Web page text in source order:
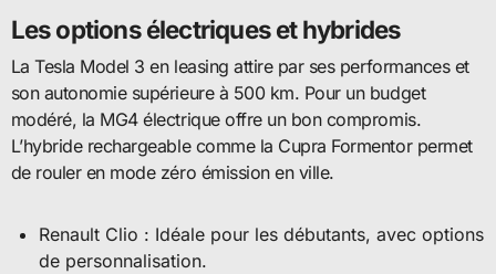
Les options électriques et hybrides
La Tesla Model 3 en leasing attire par ses performances et
son autonomie supérieure à 500 km. Pour un budget
modéré, la MG4 électrique offre un bon compromis.
L’hybride rechargeable comme la Cupra Formentor permet
de rouler en mode zéro émission en ville.
Renault Clio : Idéale pour les débutants, avec options
de personnalisation.